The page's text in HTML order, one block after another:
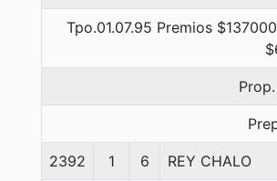
Tpo.01.07.95 Premios
Prop.
2392 1 6 REY CHALO